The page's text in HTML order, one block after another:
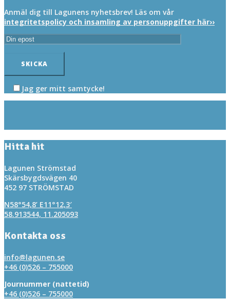
Anmäl dig till Lagunens nyhetsbrev! Läs om vår
integritetspolicy och insamling av personuppgifter här››
Jag ger mitt samtycke!
Hitta hit
Lagunen Strömstad
Skärsbygdsvägen 40
452 97 STRÖMSTAD
N58°54,8’ E11°12,3′
58.913544, 11.205093
Kontakta oss
info@lagunen.se
+46 (0)526 – 755000
Journummer (nattetid)
+46 (0)526 – 755000